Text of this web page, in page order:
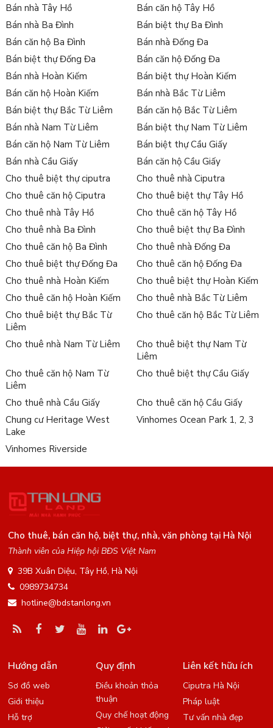
Bán nhà Tây Hồ
Bán căn hộ Tây Hồ
Bán nhà Ba Đình
Bán biệt thự Ba Đình
Bán căn hộ Ba Đình
Bán nhà Đống Đa
Bán biệt thự Đống Đa
Bán căn hộ Đống Đa
Bán nhà Hoàn Kiếm
Bán biệt thự Hoàn Kiếm
Bán căn hộ Hoàn Kiếm
Bán nhà Bắc Từ Liêm
Bán biệt thự Bắc Từ Liêm
Bán căn hộ Bắc Từ Liêm
Bán nhà Nam Từ Liêm
Bán biệt thự Nam Từ Liêm
Bán căn hộ Nam Từ Liêm
Bán biệt thự Cầu Giấy
Bán nhà Cầu Giấy
Bán căn hộ Cầu Giấy
Cho thuê biệt thự ciputra
Cho thuê nhà Ciputra
Cho thuê căn hộ Ciputra
Cho thuê biệt thự Tây Hồ
Cho thuê nhà Tây Hồ
Cho thuê căn hộ Tây Hồ
Cho thuê nhà Ba Đình
Cho thuê biệt thự Ba Đình
Cho thuê căn hộ Ba Đình
Cho thuê nhà Đống Đa
Cho thuê biệt thự Đống Đa
Cho thuê căn hộ Đống Đa
Cho thuê nhà Hoàn Kiếm
Cho thuê biệt thự Hoàn Kiếm
Cho thuê căn hộ Hoàn Kiếm
Cho thuê nhà Bắc Từ Liêm
Cho thuê biệt thự Bắc Từ
Liêm
Cho thuê căn hộ Bắc Từ Liêm
Cho thuê nhà Nam Từ Liêm
Cho thuê biệt thự Nam Từ
Liêm
Cho thuê căn hộ Nam Từ
Liêm
Cho thuê biệt thự Cầu Giấy
Cho thuê nhà Cầu Giấy
Cho thuê căn hộ Cầu Giấy
Chung cư Heritage West
Lake
Vinhomes Ocean Park 1, 2, 3
Vinhomes Riverside
Cho thuê, bán căn hộ, biệt thự, nhà, văn phòng tại Hà Nội
Thành viên của Hiệp hội BĐS Việt Nam
39B Xuân Diệu, Tây Hồ, Hà Nội
0989734734
hotline@bdstanlong.vn
Hướng dẫn
Sơ đồ web
Giới thiệu
Hỗ trợ
Quy định
Điều khoản thỏa
thuận
Quy chế hoạt động
Liên kết hữu ích
Ciputra Hà Nội
Pháp luật
Tư vấn nhà đẹp